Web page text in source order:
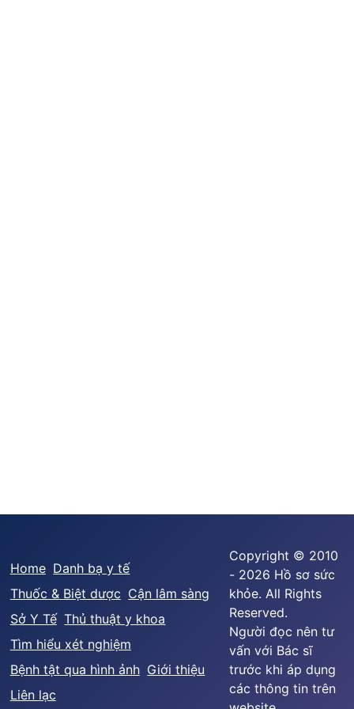
Home Danh bạ y tế
Thuốc & Biệt dược Cận lâm sàng
Sở Y Tế Thủ thuật y khoa
Tìm hiểu xét nghiệm
Bệnh tật qua hình ảnh Giới thiệu
Liên lạc
Copyright © 2010
- 2026 Hồ sơ sức
khỏe. All Rights
Reserved.
Người đọc nên tư
vấn với Bác sĩ
trước khi áp dụng
các thông tin trên